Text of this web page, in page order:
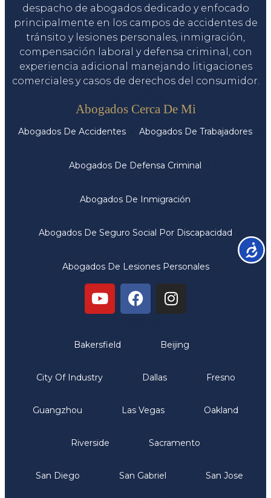
despacho de abogados dedicado y enfocado
principalmente en los campos de accidentes de
tránsito y lesiones personales, inmigración,
compensación laboral y defensa criminal, con
experiencia adicional manejando litigaciones
comerciales y casos de derechos del consumidor.
Abogados Cerca De Mi
Abogados De Accidentes Abogados De Trabajadores
Abogados De Defensa Criminal
Abogados De Inmigración
Abogados De Seguro Social Por Discapacidad
Abogados De Lesiones Personales
Bakersfield Beijing
City Of Industry Dallas Fresno
Guangzhou Las Vegas Oakland
Riverside Sacramento
San Diego San Gabriel San Jose